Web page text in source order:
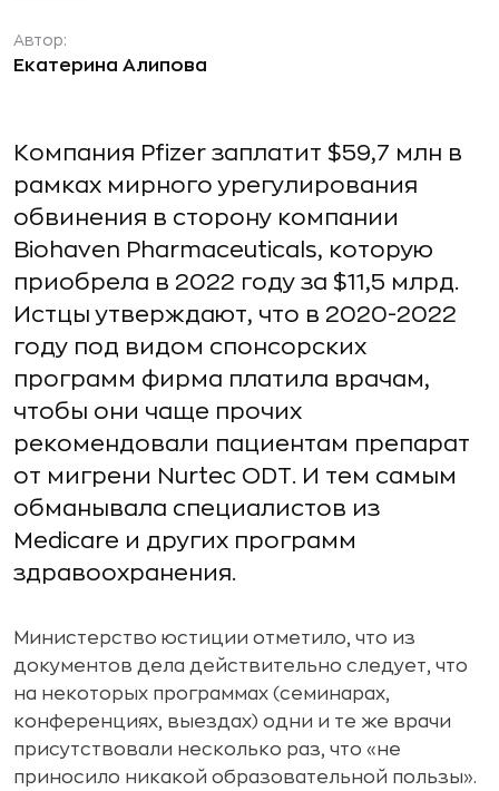
Автор:
Екатерина Алипова
Компания Pfizer заплатит $59,7 млн в
рамках мирного урегулирования
обвинения в сторону компании
Biohaven Pharmaceuticals, которую
приобрела в 2022 году за $11,5 млрд.
Истцы утверждают, что в 2020-2022
году под видом спонсорских
программ фирма платила врачам,
чтобы они чаще прочих
рекомендовали пациентам препарат
от мигрени Nurtec ODT. И тем самым
обманывала специалистов из
Medicare и других программ
здравоохранения.
Министерство юстиции отметило, что из
документов дела действительно следует, что
на некоторых программах (семинарах,
конференциях, выездах) одни и те же врачи
присутствовали несколько раз, что «не
приносило никакой образовательной пользы».